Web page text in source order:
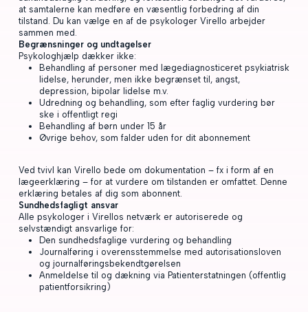
at samtalerne kan medføre en væsentlig forbedring af din
tilstand. Du kan vælge en af de psykologer Virello arbejder
sammen med.
Begrænsninger og undtagelser
Psykologhjælp dækker ikke:
Behandling af personer med lægediagnosticeret psykiatrisk
lidelse, herunder, men ikke begrænset til, angst,
depression, bipolar lidelse m.v.
Udredning og behandling, som efter faglig vurdering bør
ske i offentligt regi
Behandling af børn under 15 år
Øvrige behov, som falder uden for dit abonnement
Ved tvivl kan Virello bede om dokumentation – fx i form af en
lægeerklæring – for at vurdere om tilstanden er omfattet. Denne
erklæring betales af dig som abonnent.
Sundhedsfagligt ansvar
Alle psykologer i Virellos netværk er autoriserede og
selvstændigt ansvarlige for:
Den sundhedsfaglige vurdering og behandling
Journalføring i overensstemmelse med autorisationsloven
og journalføringsbekendtgørelsen
Anmeldelse til og dækning via Patienterstatningen (offentlig
patientforsikring)